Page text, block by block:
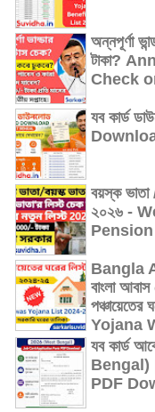
অন্নপূর্ণা
টাকা?
Check
যব কার্ড
বয়স্ক ভাতা /
২০২৬ -
Bangla
বাংলা
Yojana
যব কার্ড
Bengal)
PDF